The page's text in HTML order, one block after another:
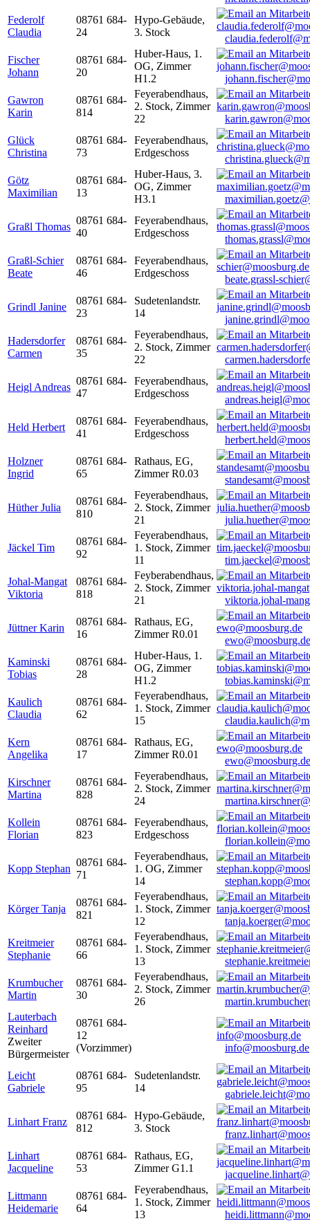
Federolf
Claudia
08761 684-
24
Hypo-Gebäude,
3. Stock
Fischer
Johann
08761 684-
20
Huber-Haus, 1.
OG, Zimmer
H1.2
Gawron
Karin
08761 684-
814
Feyerabendhaus,
2. Stock, Zimmer
22
Glück
Christina
08761 684-
73
Feyerabendhaus,
Erdgeschoss
Götz
Maximilian
08761 684-
13
Huber-Haus, 3.
OG, Zimmer
H3.1
Graßl Thomas
08761 684-
40
Feyerabendhaus,
Erdgeschoss
Graßl-Schier
Beate
08761 684-
46
Feyerabendhaus,
Erdgeschoss
beate.grassl-
Grindl Janine
08761 684-
23
Sudetenlandstr.
14
Hadersdorfer
Carmen
08761 684-
35
Feyerabendhaus,
2. Stock, Zimmer
22
Heigl Andreas
08761 684-
47
Feyerabendhaus,
Erdgeschoss
Held Herbert
08761 684-
41
Feyerabendhaus,
Erdgeschoss
Holzner
Ingrid
08761 684-
65
Rathaus, EG,
Zimmer R0.03
Hüther Julia
08761 684-
810
Feyerabendhaus,
2. Stock, Zimmer
21
Jäckel Tim
08761 684-
92
Feyerabendhaus,
1. Stock, Zimmer
11
Johal-Mangat
Viktoria
08761 684-
818
Feyberabendhaus,
2. Stock, Zimmer
21
viktoria.johal-
Jüttner Karin
08761 684-
16
Rathaus, EG,
Zimmer R0.01
ewo@moosburg.de
Kaminski
Tobias
08761 684-
28
Huber-Haus, 1.
OG, Zimmer
H1.2
Kaulich
Claudia
08761 684-
62
Feyerabendhaus,
1. Stock, Zimmer
15
Kern
Angelika
08761 684-
17
Rathaus, EG,
Zimmer R0.01
ewo@moosburg.de
Kirschner
Martina
08761 684-
828
Feyerabendhaus,
2. Stock, Zimmer
24
Kollein
Florian
08761 684-
823
Feyerabendhaus,
Erdgeschoss
Kopp Stephan
08761 684-
71
Feyerabendhaus,
1. OG, Zimmer
14
Körger Tanja
08761 684-
821
Feyerabendhaus,
1. Stock, Zimmer
12
Kreitmeier
Stephanie
08761 684-
66
Feyerabendhaus,
1. Stock, Zimmer
13
Krumbucher
Martin
08761 684-
30
Feyerabendhaus,
2. Stock, Zimmer
26
Lauterbach
Reinhard
Zweiter
Bürgermeister
08761 684-
12
(Vorzimmer)
info@moosburg.de
Leicht
Gabriele
08761 684-
95
Sudetenlandstr.
14
Linhart Franz
08761 684-
812
Hypo-Gebäude,
3. Stock
Linhart
Jacqueline
08761 684-
53
Rathaus, EG,
Zimmer G1.1
Littmann
Heidemarie
08761 684-
64
Feyerabendhaus,
1. Stock, Zimmer
13